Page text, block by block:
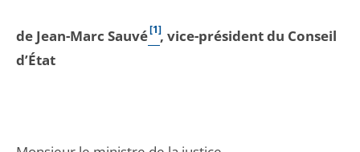
de Jean-Marc Sauvé[1], vice-président du Conseil
d’État